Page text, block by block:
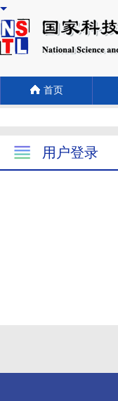
首页
用户登录